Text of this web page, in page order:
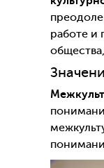
работе и